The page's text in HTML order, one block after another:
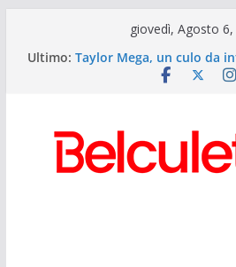
giovedì, Agosto 6,
Ultimo: Taylor Mega, un culo da
Elettra Lamborghini: i
Anitta: il Lato B più
Sexy Giorgia il lato b di
Rihanna ed il suo lato b